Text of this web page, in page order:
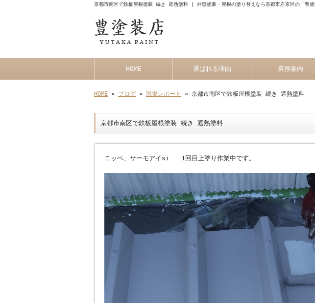
京都市南区で鉄板屋根塗装 続き 遮熱塗料 | 外壁塗装・屋根の塗り替えなら京都市左京区の「豊
HOME 選ばれる理由 業務案内
HOME » ブログ » 現場レポート » 京都市南区で鉄板屋根塗装 続き 遮熱塗料
京都市南区で鉄板屋根塗装 続き 遮熱塗料
ニッペ、サーモアイsi 1回目上塗り作業中です。